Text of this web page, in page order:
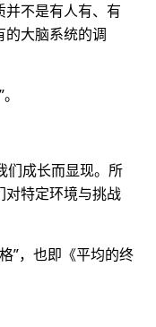
不是有人有、有
的大脑系统的调
们成长而显现。所
对特定环境与挑战
”，也即《平均的终